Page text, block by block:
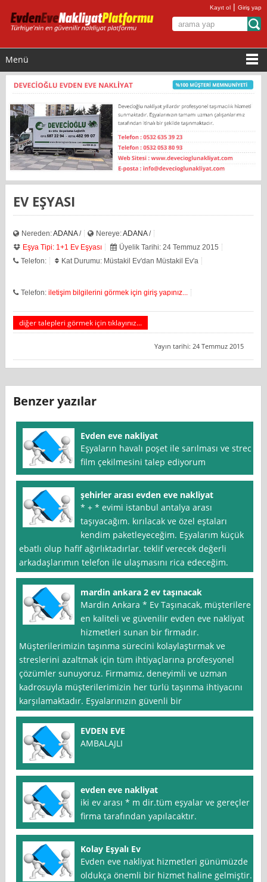
Kayıt ol |Giriş yap
Menü
EV EŞYASI
Nereden:ADANA/ Nereye:ADANA/
Eşya Tipi: 1+1 Ev Eşyası
Üyelik Tarihi: 24 Temmuz 2015
Telefon:
Kat Durumu: Müstakil Ev'dan Müstakil Ev'a
Telefon:iletişim bilgilerini görmek için giriş yapınız...
diğer talepleri görmek için tıklayınız...
Yayın tarihi: 24 Temmuz 2015
Benzer yazılar
Evden eve nakliyat
Eşyaların havalı poşet ile sarılması ve strec
film çekilmesini talep ediyorum
şehirler arası evden eve nakliyat
* + * evimi istanbul antalya arası
taşıyacağım. kırılacak ve özel eştaları
kendim paketleyeceğim. Eşyalarım küçük
ebatlı olup hafif ağırlıktadırlar. teklif verecek değerli
arkadaşlarımın telefon ile ulaşmasını rica edeceğim.
mardin ankara 2 ev taşınacak
Mardin Ankara * Ev Taşınacak, müşterilere
en kaliteli ve güvenilir evden eve nakliyat
hizmetleri sunan bir firmadır.
Müşterilerimizin taşınma sürecini kolaylaştırmak ve
streslerini azaltmak için tüm ihtiyaçlarına profesyonel
çözümler sunuyoruz. Firmamız, deneyimli ve uzman
kadrosuyla müşterilerimizin her türlü taşınma ihtiyacını
karşılamaktadır. Eşyalarınızın güvenli bir
EVDEN EVE
AMBALAJLI
evden eve nakliyat
iki ev arası * m dir.tüm eşyalar ve gereçler
firma tarafından yapılacaktır.
Kolay Eşyalı Ev
Evden eve nakliyat hizmetleri günümüzde
oldukça önemli bir hizmet haline gelmiştir.